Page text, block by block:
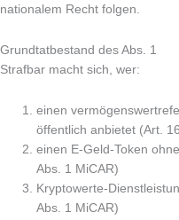
nationalem Recht folgen.
Grundtatbestand des Abs. 1
Strafbar macht sich, wer:
einen
öffentlich anbietet (Art.
einen E-Geld-Token
Abs. 1 MiCAR)
Kryptowerte-
Abs. 1 MiCAR)